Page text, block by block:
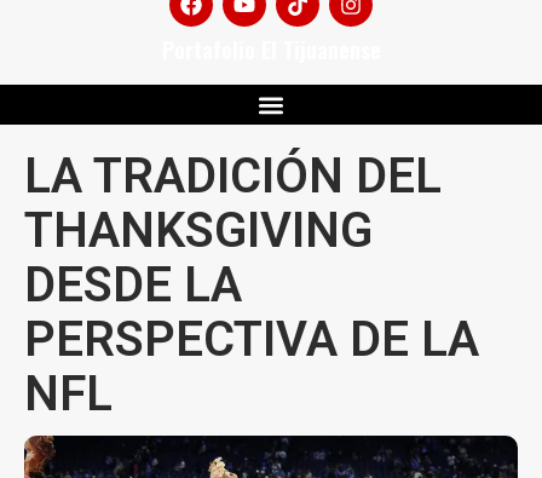
LA TRADICIÓN DEL
THANKSGIVING
DESDE LA
PERSPECTIVA DE LA
NFL